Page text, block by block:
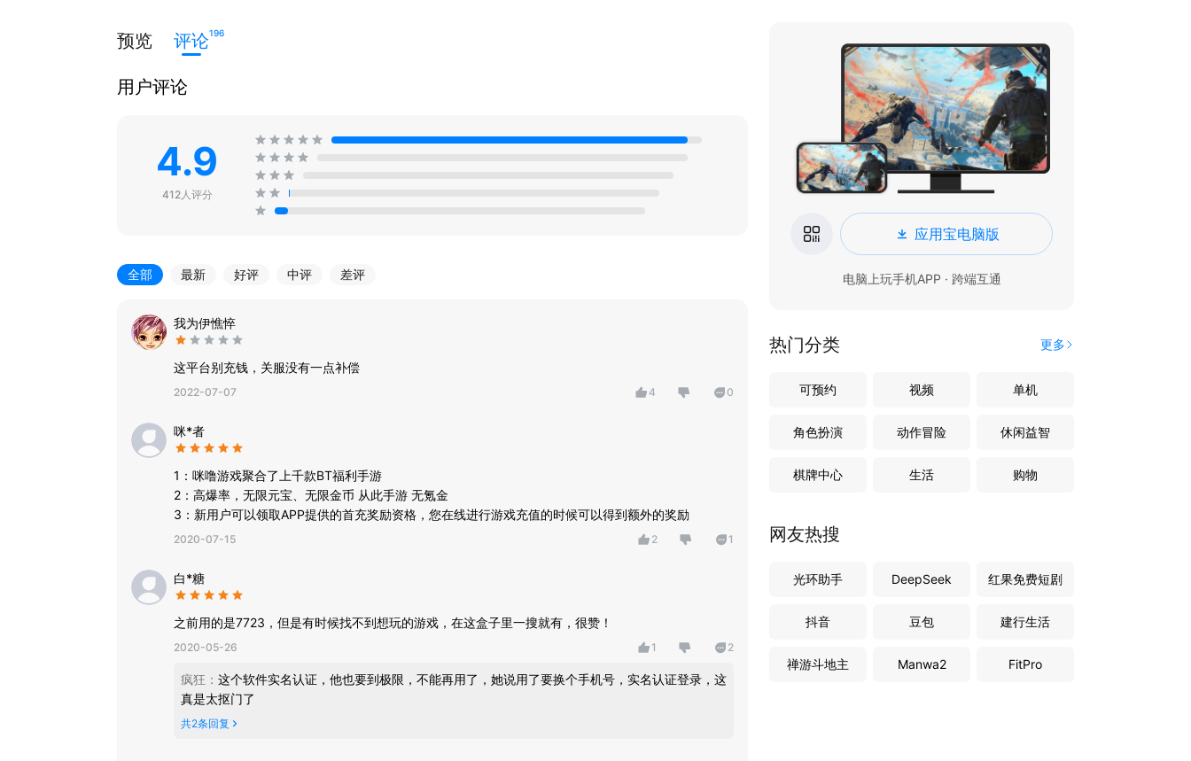
预览 评论196
用户评论
4.9
412人评分
全部 最新 好评 中评 差评
我为伊憔悴
这平台别充钱，关服没有一点补偿
2022-07-07 4 0
咪*者
1：咪噜游戏聚合了上千款BT福利手游
2：高爆率，无限元宝、无限金币 从此手游 无氪金
3：新用户可以领取APP提供的首充奖励资格，您在线进行游戏充值的时候可以得到额外的奖励
2020-07-15 2 1
白*糖
之前用的是7723，但是有时候找不到想玩的游戏，在这盒子里一搜就有，很赞！
2020-05-26 1 2
疯狂 ： 这个软件实名认证，他也要到极限，不能再用了，她说用了要换个手机号，实名认证登录，这
真是太抠门了
共2条回复
应用宝电脑版
电脑上玩手机APP · 跨端互通
热门分类 更多
可预约 视频 单机
角色扮演 动作冒险 休闲益智
棋牌中心 生活 购物
网友热搜
光环助手 DeepSeek 红果免费短剧
抖音 豆包 建行生活
禅游斗地主 Manwa2 FitPro